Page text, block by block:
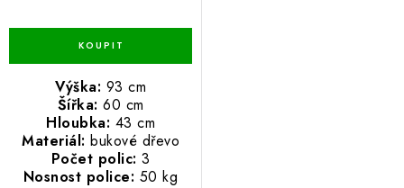
Výška: 93 cm
Šířka: 60 cm
Hloubka: 43 cm
Materiál: bukové dřevo
Počet polic: 3
Nosnost police: 50 kg